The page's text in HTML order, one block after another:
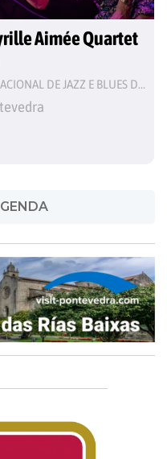
Aimée Quartet
32º FESTIVAL INTERNACIONAL DE JAZZ E BLUES DE PONTEVEDRA